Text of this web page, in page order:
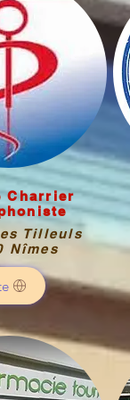
Charrier
Tilleuls
Nîmes